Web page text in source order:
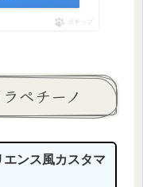
ポチップ
ペチーノ
ンス風カスタマ